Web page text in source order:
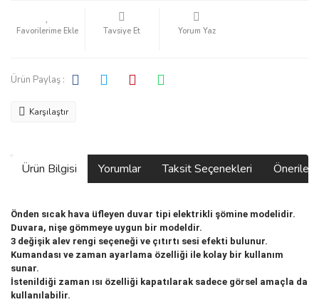
Tavsiye Et Yorum Yaz
Ürün Paylaş :
Karşılaştır
Ürün Bilgisi Yorumlar Taksit Seçenekleri
Önden sıcak hava üfleyen duvar tipi elektrikli şömine modelidir.
Duvara, nişe gömmeye uygun bir modeldir.
3 değişik alev rengi seçeneği ve çıtırtı sesi efekti bulunur.
Kumandası ve zaman ayarlama özelliği ile kolay bir kullanım
sunar.
İstenildiği zaman ısı özelliği kapatılarak sadece görsel amaçla da
kullanılabilir.